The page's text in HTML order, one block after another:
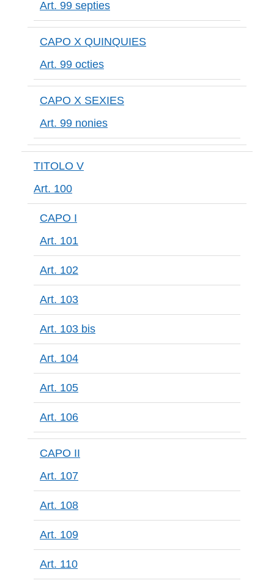
Art. 99 septies
CAPO X QUINQUIES
Art. 99 octies
CAPO X SEXIES
Art. 99 nonies
TITOLO V
Art. 100
CAPO I
Art. 101
Art. 102
Art. 103
Art. 103 bis
Art. 104
Art. 105
Art. 106
CAPO II
Art. 107
Art. 108
Art. 109
Art. 110